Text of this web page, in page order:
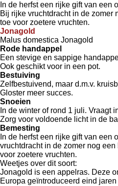
In de herfst een rijke gift van een
Bij rijke vruchtdracht in de zomer
toe voor zoetere vruchten.
Jonagold
Malus domestica Jonagold
Rode handappel
Een stevige en sappige
Ook geschikt voor in een pot.
Bestuiving
Zelfbestuivend, maar d.m.v.
Gloster meer succes.
Snoeien
In de winter of rond 1 juli. Vraagt
Zorg voor voldoende licht in de
Bemesting
In de herfst een rijke gift van een
vruchtdracht in de zomer nog
voor zoetere vruchten.
Weetjes over dit soort:
Jonagold is een appelras. Deze
Europa geïntroduceerd eind